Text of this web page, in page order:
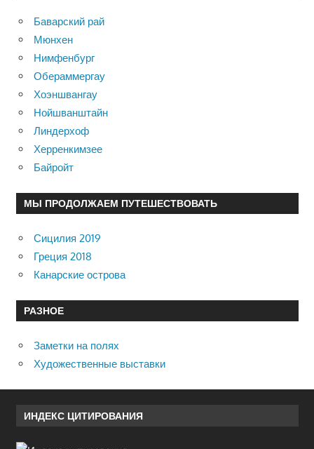
Баварский рай
Мюнхен
Нимфенбург
Обераммергау
Хоэншвангау
Нойшванштайн
Линдерхоф
Херренкимзее
Байройт
МЫ ПРОДОЛЖАЕМ ПУТЕШЕСТВОВАТЬ
Сицилия 2019
Греция 2018
Канарские острова
РАЗНОЕ
Заметки на полях
Художественные выставки
ИНДЕКС ЦИТИРОВАНИЯ